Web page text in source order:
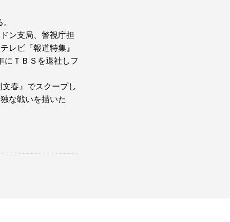
ン支局、警視庁担
レビ『報道特集』
にＴＢＳを退社しフ
春』でスクープし
な戦いを描いた